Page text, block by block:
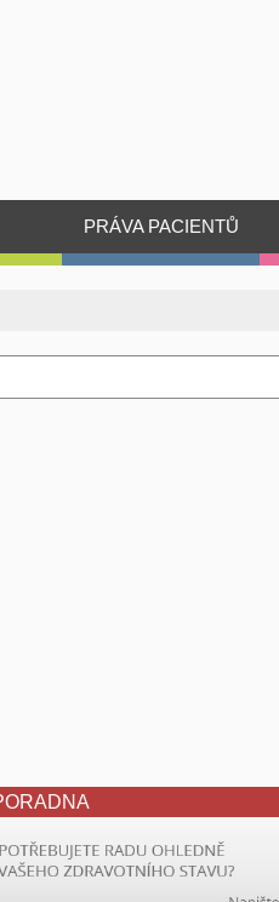
PRÁVA PACIENTŮ